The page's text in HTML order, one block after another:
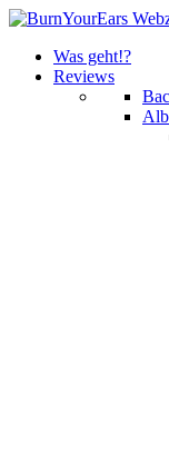
Was geht!?
Reviews